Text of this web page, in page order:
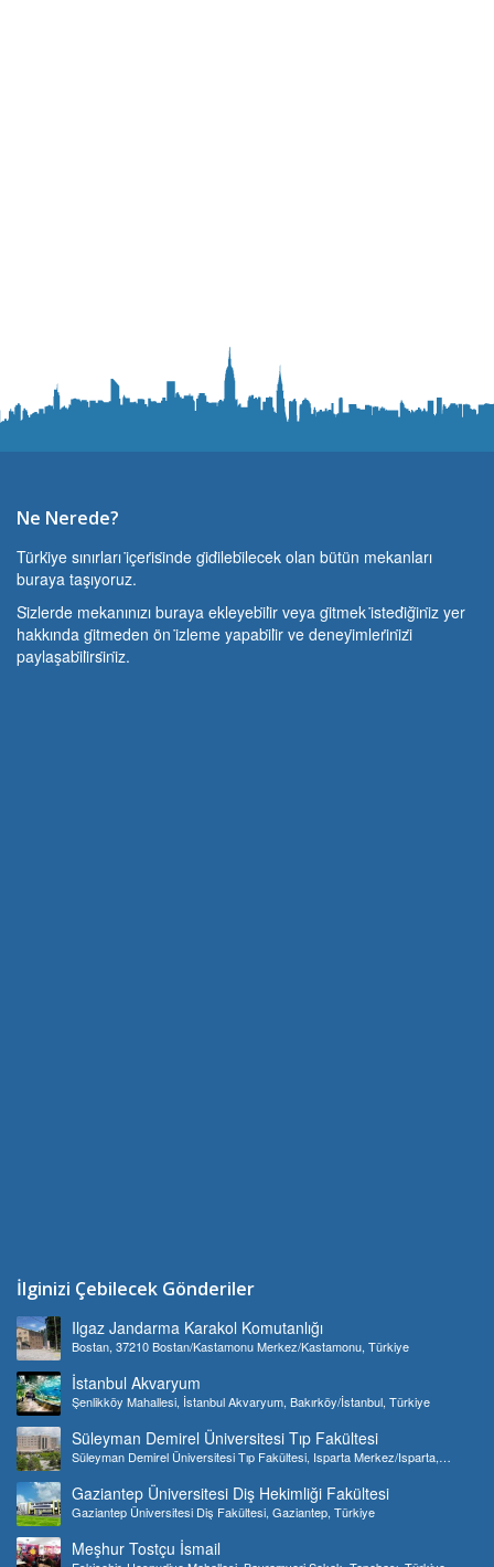
Ne Nerede?
Türki̇ye sınırları i̇çeri̇si̇nde gi̇di̇lebi̇lecek olan bütün mekanları
buraya taşıyoruz.
Si̇zlerde mekanınızı buraya ekleyebi̇li̇r veya gi̇tmek i̇stedi̇ği̇ni̇z yer
hakkında gi̇tmeden ön i̇zleme yapabi̇li̇r ve deneyi̇mleri̇ni̇zi̇
paylaşabi̇li̇rsi̇ni̇z.
İlginizi Çebilecek Gönderiler
Ilgaz Jandarma Karakol Komutanlığı
Bostan, 37210 Bostan/Kastamonu Merkez/Kastamonu, Türkiye
İstanbul Akvaryum
Şenlikköy Mahallesi, İstanbul Akvaryum, Bakırköy/İstanbul, Türkiye
Süleyman Demirel Üniversitesi Tıp Fakültesi
Süleyman Demirel Üniversitesi Tıp Fakültesi, Isparta Merkez/Isparta,
Gaziantep Üniversitesi Diş Hekimliği Fakültesi
Gaziantep Üniversitesi Diş Fakültesi, Gaziantep, Türkiye
Meşhur Tostçu İsmail